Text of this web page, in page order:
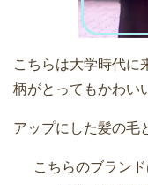
こちらは大学時代に
柄がとってもかわ
アップにした髪の毛
こちらのブラン